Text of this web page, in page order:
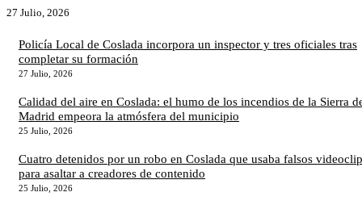
27 Julio, 2026
Policía Local de Coslada incorpora un inspector y tres oficiales tras
completar su formación
27 Julio, 2026
Calidad del aire en Coslada: el humo de los incendios de la Sierra
Madrid empeora la atmósfera del municipio
25 Julio, 2026
Cuatro detenidos por un robo en Coslada que usaba falsos
para asaltar a creadores de contenido
25 Julio, 2026